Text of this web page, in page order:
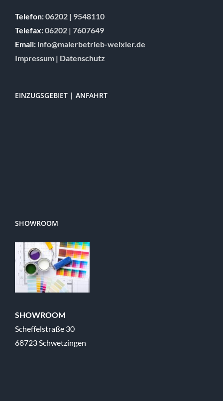
Telefon:06202 | 9548110
Telefax:06202 | 7607649
Email: info@malerbetrieb-weixler.de
Impressum | Datenschutz
EINZUGSGEBIET | ANFAHRT
SHOWROOM
SHOWROOM
Scheffelstraße 30
68723 Schwetzingen